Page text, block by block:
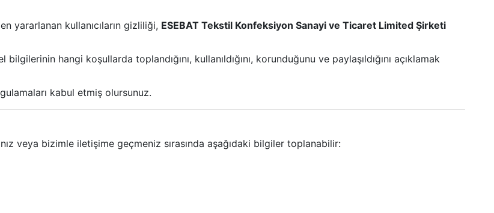
yararlanan kullanıcıların gizliliği, ESEBAT Tekstil Konfeksiyon Sanayi ve Ticaret Limited Şirketi
bilgilerinin hangi koşullarda toplandığını, kullanıldığını, korunduğunu ve paylaşıldığını açıklamak
kabul etmiş olursunuz.
veya bizimle iletişime geçmeniz sırasında aşağıdaki bilgiler toplanabilir: